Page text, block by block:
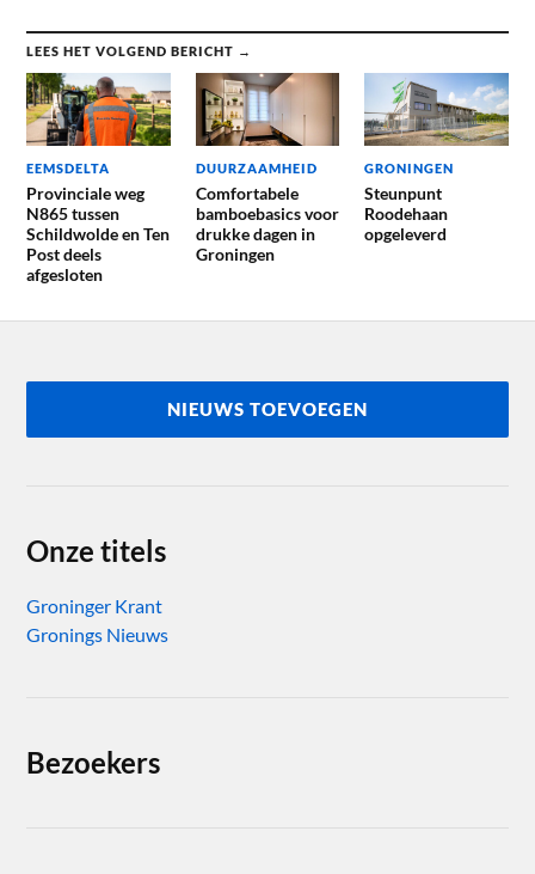
LEES HET VOLGEND BERICHT →
EEMSDELTA
Provinciale weg
N865 tussen
Schildwolde en Ten
Post deels
afgesloten
DUURZAAMHEID
Comfortabele
bamboebasics voor
drukke dagen in
Groningen
GRONINGEN
Steunpunt
Roodehaan
opgeleverd
NIEUWS TOEVOEGEN
Onze titels
Groninger Krant
Gronings Nieuws
Bezoekers